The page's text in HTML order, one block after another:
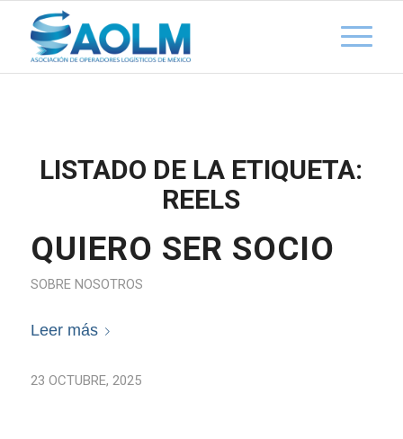
LISTADO DE LA ETIQUETA:
REELS
QUIERO SER SOCIO
SOBRE NOSOTROS
Leer más
23 OCTUBRE, 2025